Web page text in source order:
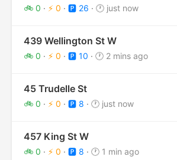
🚲 0 · ⚡ 0 · 🅿️ 26 · 🕐 just now
439 Wellington St W
🚲 0 · ⚡ 0 · 🅿️ 10 · 🕐 2 mins ago
45 Trudelle St
🚲 0 · ⚡ 0 · 🅿️ 8 · 🕐 just now
457 King St W
🚲 0 · ⚡ 0 · 🅿️ 8 · 🕐 1 min ago